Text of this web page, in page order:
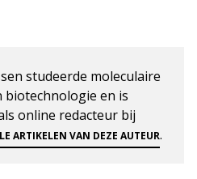
studeerde moleculaire
biotechnologie en is
online redacteur bij
ARTIKELEN VAN DEZE AUTEUR.